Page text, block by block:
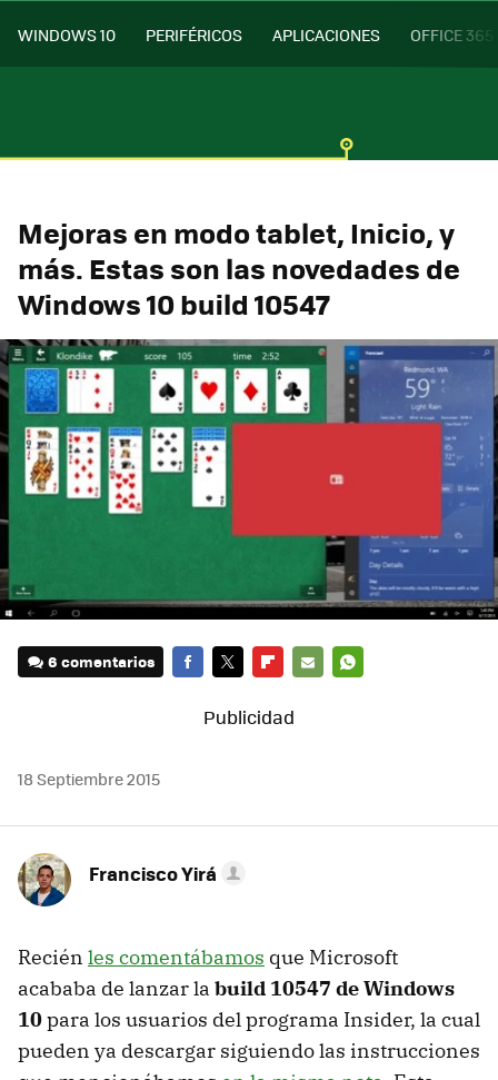
WINDOWS 10 PERIFÉRICOS APLICACIONES OFFICE 365
Mejoras en modo tablet, Inicio, y
más. Estas son las novedades de
Windows 10 build 10547
6 comentarios
MAIL
18 Septiembre 2015
Francisco Yirá
Recién les comentábamos que Microsoft
acababa de lanzar la build 10547 de Windows
10para los usuarios del programa Insider, la cual
pueden ya descargar siguiendo las instrucciones